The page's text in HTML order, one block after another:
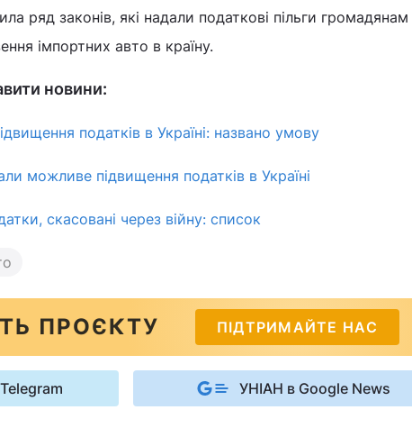
ряд законів, які надали податкові пільги громадянам
імпортних авто в країну.
новини:
податків в Україні: названо умову
можливе підвищення податків в Україні
скасовані через війну: список
ПРОЄКТУ ПІДТРИМАЙТЕ НАС
УНІАН в Google News